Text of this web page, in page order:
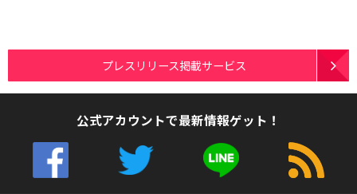
プレスリリース掲載サービス
公式アカウントで最新情報ゲット！